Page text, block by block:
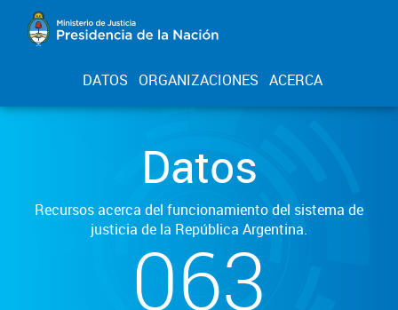
DATOS ORGANIZACIONES ACERCA
Datos
Recursos acerca del funcionamiento del sistema de
justicia de la República Argentina.
063